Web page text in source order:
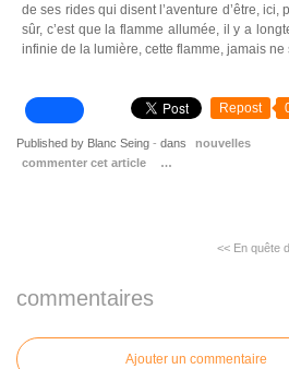
de ses rides qui disent l’aventure d’être,
sûr, c’est que la flamme allumée, il y a
infinie de la lumière, cette flamme, jamais ne
Repost
Published by Blanc Seing - dans
nouvelles
commenter cet article
…
<< En quête
commentaires
Ajouter un commentaire